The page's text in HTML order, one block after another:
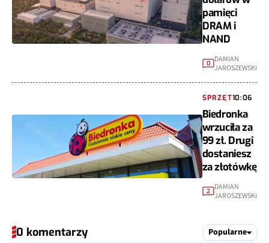
pamięci
DRAM i
NAND
0
DAMIAN
JAROSZEWSKI
SPRZĘT10:06
Biedronka
wrzuciła za
99 zł. Drugi
dostaniesz
za złotówkę
2 DAMIAN
JAROSZEWSKI
0 komentarzy Popularne